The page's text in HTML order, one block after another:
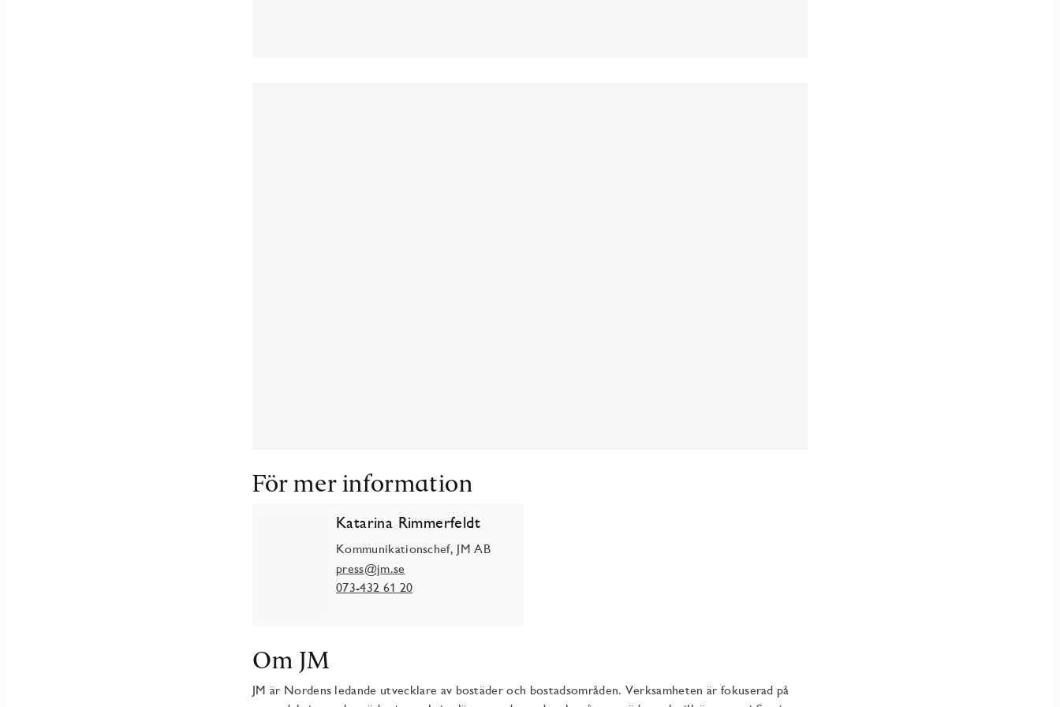
För mer information
Katarina Rimmerfeldt
Kommunikationschef, JM AB
press@jm.se
073-432 61 20
Om JM
JM är Nordens ledande utvecklare av bostäder och bostadsområden. Verksamheten är fokuserad på